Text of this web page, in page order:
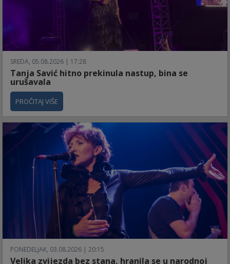
SREDA, 05.08.2026 | 17:28
Tanja Savić hitno prekinula nastup, bina se
urušavala
PROČITAJ VIŠE
PONEDELJAK, 03.08.2026 | 20:15
Velika zvijezda bez stana, hranila se u narodnoj